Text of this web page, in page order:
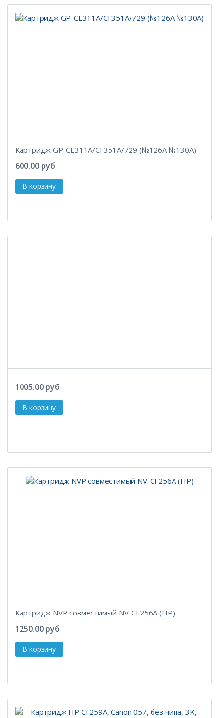
Картридж GP-CE311A/CF351A/729 (№126A №130A)
600.00 руб
1005.00 руб
Картридж NVP совместимый NV-CF256A (HP)
1250.00 руб